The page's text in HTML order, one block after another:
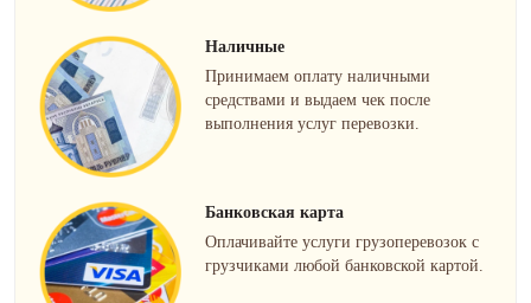
Наличные
Принимаем оплату наличными
средствами и выдаем чек после
выполнения услуг перевозки.
Банковская карта
Оплачивайте услуги грузоперевозок с
грузчиками любой банковской картой.